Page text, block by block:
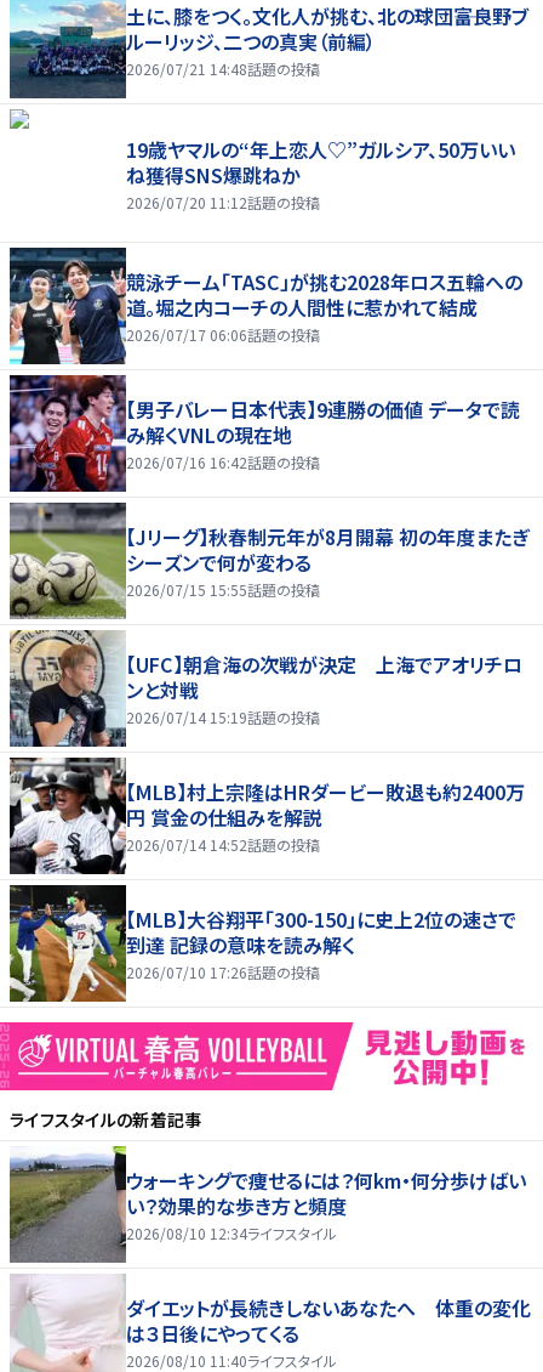
土に、膝をつく。文化人が挑む、北の球団――富良野ブ
ルーリッジ、二つの真実（前編）
2026/07/21 14:48話題の投稿
19歳ヤマルの“年上恋人♡”ガルシア、50万いい
ね獲得SNS爆跳ねか
2026/07/20 11:12話題の投稿
競泳チーム「TASC」が挑む2028年ロス五輪への
道。堀之内コーチの人間性に惹かれて結成
2026/07/17 06:06話題の投稿
【男子バレー日本代表】9連勝の価値 データで読
み解くVNLの現在地
2026/07/16 16:42話題の投稿
【Jリーグ】秋春制元年が8月開幕 初の年度またぎ
シーズンで何が変わる
2026/07/15 15:55話題の投稿
【UFC】朝倉海の次戦が決定 上海でアオリチロ
ンと対戦
2026/07/14 15:19話題の投稿
【MLB】村上宗隆はHRダービー敗退も約2400万
円 賞金の仕組みを解説
2026/07/14 14:52話題の投稿
【MLB】大谷翔平「300-150」に史上2位の速さで
到達 記録の意味を読み解く
2026/07/10 17:26話題の投稿
ライフスタイルの新着記事
ウォーキングで痩せるには？何km・何分歩けばい
い？効果的な歩き方と頻度
2026/08/10 12:34ライフスタイル
ダイエットが長続きしないあなたへ 体重の変化
は３日後にやってくる
2026/08/10 11:40ライフスタイル